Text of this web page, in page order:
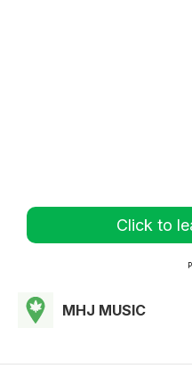
Click to
MHJ MUSIC